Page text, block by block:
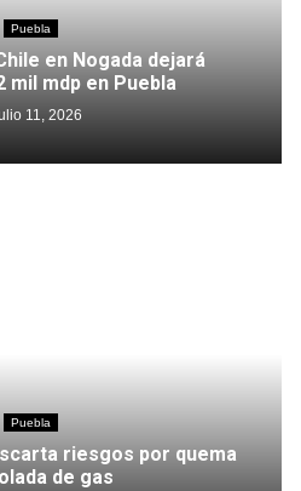
Puebla
en Nogada dejará
mil mdp en Puebla
11, 2026
Puebla
riesgos por quema
de gas